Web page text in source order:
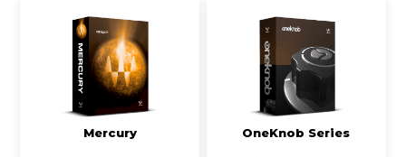
Mercury OneKnob Series